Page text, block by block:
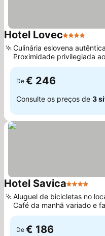
Hotel Lovec4 Estrelas
Culinária eslovena
Proximidade privilegiada ao
Bled
De € 246
Consulte os preços de 3
Hotel Savica4 Estrelas
Aluguel de bicicletas no
Café da manhã variado e
De € 186